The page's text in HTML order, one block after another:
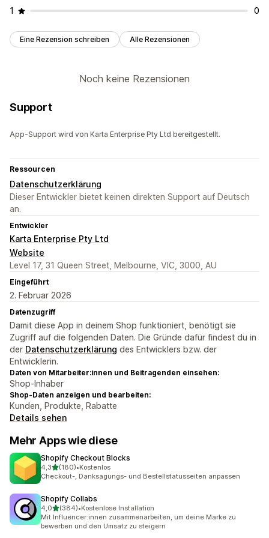
1 0
Eine Rezension schreiben Alle Rezensionen
Noch keine Rezensionen
Support
App-Support wird von Karta Enterprise Pty Ltd bereitgestellt.
Ressourcen
Datenschutzerklärung
Dieser Entwickler bietet keinen direkten Support auf Deutsch
an.
Entwickler
Karta Enterprise Pty Ltd
Website
Level 17, 31 Queen Street, Melbourne, VIC, 3000, AU
Eingeführt
2. Februar 2026
Datenzugriff
Damit diese App in deinem Shop funktioniert, benötigt sie
Zugriff auf die folgenden Daten. Die Gründe dafür findest du in
der Datenschutzerklärung des Entwicklers bzw. der
Entwicklerin.
Daten von Mitarbeiter:innen und Beitragenden einsehen:
Shop-Inhaber
Shop-Daten anzeigen und bearbeiten:
Kunden, Produkte, Rabatte
Details sehen
Mehr Apps wie diese
Shopify Checkout Blocks
4,3von 5 Sternen
(180)
180 Rezensionen insgesamt
•Kostenlos
Checkout-, Danksagungs- und Bestellstatusseiten anpassen
Shopify Collabs
4,0von 5 Sternen
(384)
384 Rezensionen insgesamt
•Kostenlose Installation
Mit Influencer:innen zusammenarbeiten, um deine Marke zu
bewerben und den Umsatz zu steigern